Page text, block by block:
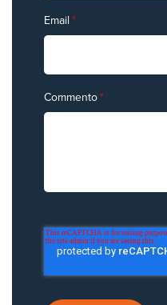
Email *
Commento*